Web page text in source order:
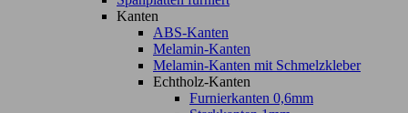
Kanten
ABS-Kanten
Melamin-Kanten
Melamin-Kanten mit Schmelzkleber
Echtholz-Kanten
Furnierkanten 0,6mm